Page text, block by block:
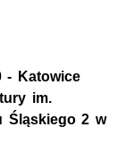
- Katowice
im.
Śląskiego 2 w